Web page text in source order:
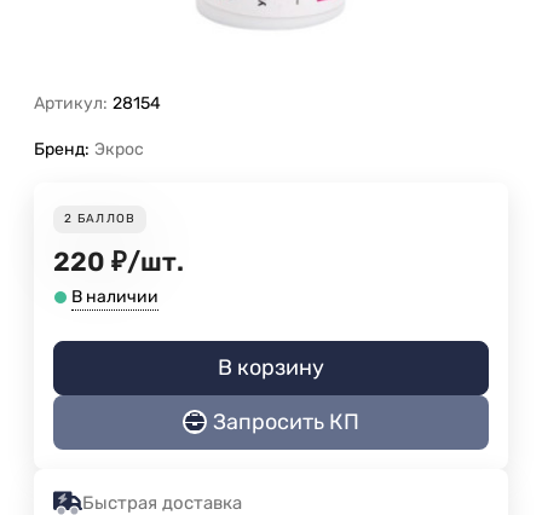
Артикул: 28154
Бренд: Экрос
2 БАЛЛОВ
220 ₽/шт.
В наличии
В корзину
Запросить КП
Быстрая доставка